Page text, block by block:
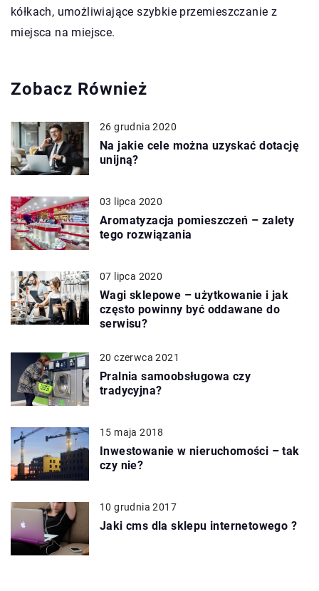
kółkach, umożliwiające szybkie przemieszczanie z
miejsca na miejsce.
Zobacz Również
26 grudnia 2020
Na jakie cele można uzyskać dotację
unijną?
03 lipca 2020
Aromatyzacja pomieszczeń – zalety
tego rozwiązania
07 lipca 2020
Wagi sklepowe – użytkowanie i jak
często powinny być oddawane do
serwisu?
20 czerwca 2021
Pralnia samoobsługowa czy
tradycyjna?
15 maja 2018
Inwestowanie w nieruchomości – tak
czy nie?
10 grudnia 2017
Jaki cms dla sklepu internetowego ?